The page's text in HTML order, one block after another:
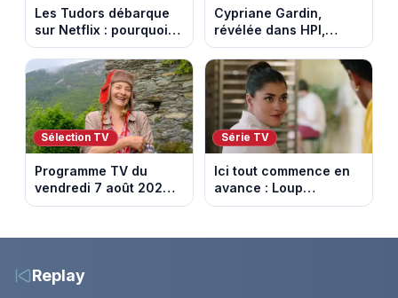
Les Tudors débarque
sur Netflix : pourquoi la
série n’a rien perdu de
son pouvoir
Cypriane Gardin,
révélée dans HPI,
lance une cagnotte
après des difficultés
financières
Sélection TV
Programme TV du
vendredi 7 août 2026 :
notre sélection pour
Série TV
Ici tout commence en
avance : Loup
découvre la trahison
10 août 2026 (spoiler)
Replay